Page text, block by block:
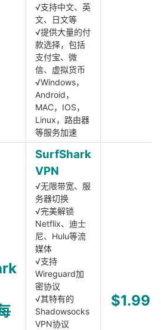
√支持中文、英
文、日文等
√提供大量的付
款选择，包括
支付宝、微
信、虚拟货币
√Windows，
Android，
MAC，IOS，
Linux，路由器
等服务加速
SurfShark
VPN
√无限带宽、服
务器切换
√完美解锁
Netflix、迪士
尼、Hulu等流
媒体
√支持
Wireguard加
密协议
√其特有的
Shadowsocks
VPN协议
$1.99